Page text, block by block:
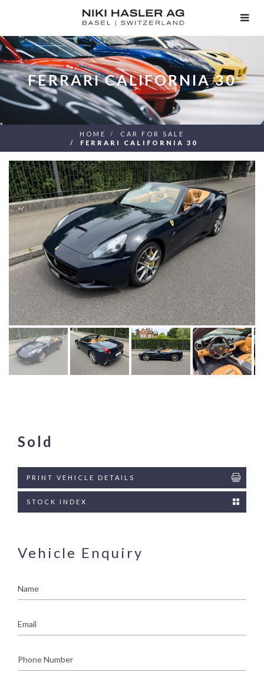
FERRARI CALIFORNIA 30
HOME
CAR FOR SALE
FERRARI CALIFORNIA 30
Sold
PRINT VEHICLE DETAILS
STOCK INDEX
Vehicle Enquiry
Number